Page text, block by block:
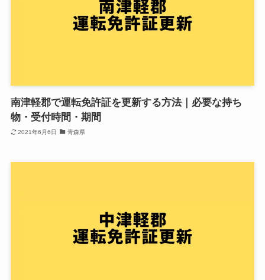
南津軽郡で運転免許証を更新する方法｜必要な持ち
物・受付時間・期間
2021年6月6日 青森県